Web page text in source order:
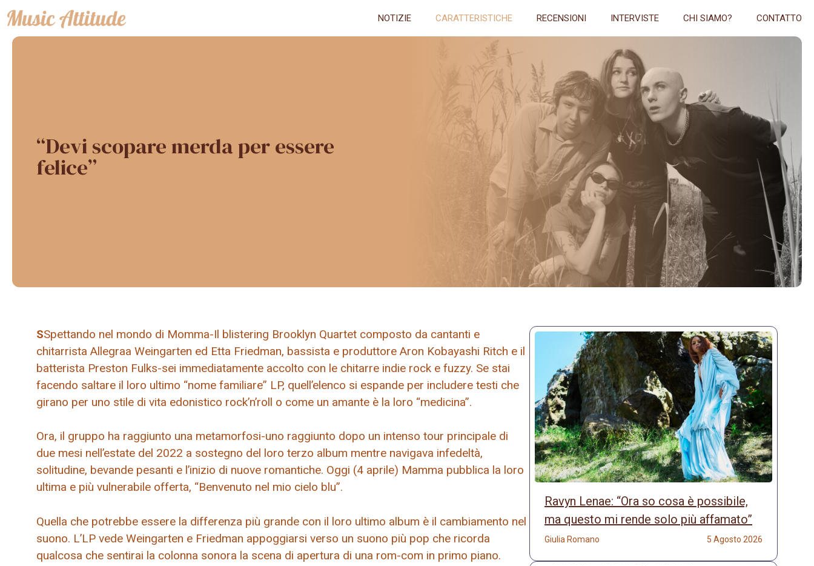
Vai
al
contenuto
NOTIZIE CARATTERISTICHE RECENSIONI INTERVISTE CHI SIAMO? CONTATTO
“Devi scopare merda per essere
felice”
SSpettando nel mondo di Momma-Il blistering Brooklyn Quartet composto da cantanti e
chitarrista Allegraa Weingarten ed Etta Friedman, bassista e produttore Aron Kobayashi Ritch e il
batterista Preston Fulks-sei immediatamente accolto con le chitarre indie rock e fuzzy. Se stai
facendo saltare il loro ultimo “nome familiare” LP, quell’elenco si espande per includere testi che
girano per uno stile di vita edonistico rock’n’roll o come un amante è la loro “medicina”.
Ora, il gruppo ha raggiunto una metamorfosi-uno raggiunto dopo un intenso tour principale di
due mesi nell’estate del 2022 a sostegno del loro terzo album mentre navigava infedeltà,
solitudine, bevande pesanti e l’inizio di nuove romantiche. Oggi (4 aprile) Mamma pubblica la loro
ultima e più vulnerabile offerta, “Benvenuto nel mio cielo blu”.
Quella che potrebbe essere la differenza più grande con il loro ultimo album è il cambiamento nel
suono. L’LP vede Weingarten e Friedman appoggiarsi verso un suono più pop che ricorda
qualcosa che sentirai la colonna sonora la scena di apertura di una rom-com in primo piano.
Ravyn Lenae: “Ora so cosa è possibile,
ma questo mi rende solo più affamato”
Giulia Romano 5 Agosto 2026